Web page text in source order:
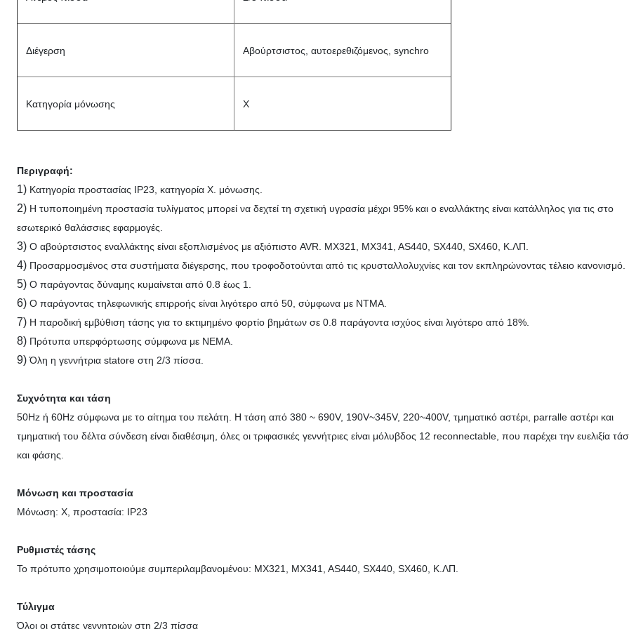
Διέγερση Αβούρτσιστος, αυτοερεθιζόμενος, synchro
Κατηγορία μόνωσης Χ
Περιγραφή:
1) Κατηγορία προστασίας IP23, κατηγορία Χ. μόνωσης.
2) Η τυποποιημένη προστασία τυλίγματος μπορεί να δεχτεί τη σχετική υγρασία μέχρι 95% και ο εναλλάκτης είναι κατάλληλος για τις στο
εσωτερικό θαλάσσιες εφαρμογές.
3) Ο αβούρτσιστος εναλλάκτης είναι εξοπλισμένος με αξιόπιστο AVR. MX321, MX341, AS440, SX440, SX460, Κ.ΛΠ.
4) Προσαρμοσμένος στα συστήματα διέγερσης, που τροφοδοτούνται από τις κρυσταλλολυχνίες και τον εκπληρώνοντας τέλειο κανονισμό.
5) Ο παράγοντας δύναμης κυμαίνεται από 0.8 έως 1.
6) Ο παράγοντας τηλεφωνικής επιρροής είναι λιγότερο από 50, σύμφωνα με NTMA.
7) Η παροδική εμβύθιση τάσης για το εκτιμημένο φορτίο βημάτων σε 0.8 παράγοντα ισχύος είναι λιγότερο από 18%.
8) Πρότυπα υπερφόρτωσης σύμφωνα με NEMA.
9)Όλη η γεννήτρια statore στη 2/3 πίσσα.
Συχνότητα και τάση
50Hz ή 60Hz σύμφωνα με το αίτημα του πελάτη. Η τάση από 380 ~ 690V, 190V~345V, 220~400V, τμηματικό αστέρι, parralle αστέρι και
τμηματική του δέλτα σύνδεση είναι διαθέσιμη, όλες οι τριφασικές γεννήτριες είναι μόλυβδος 12 reconnectable, που παρέχει την ευελιξία
και φάσης.
Μόνωση και προστασία
Μόνωση: Χ, προστασία: IP23
Ρυθμιστές τάσης
Το πρότυπο χρησιμοποιούμε συμπεριλαμβανομένου: MX321, MX341, AS440, SX440, SX460, Κ.ΛΠ.
Τύλιγμα
Όλοι οι στάτες γεννητριών στη 2/3 πίσσα